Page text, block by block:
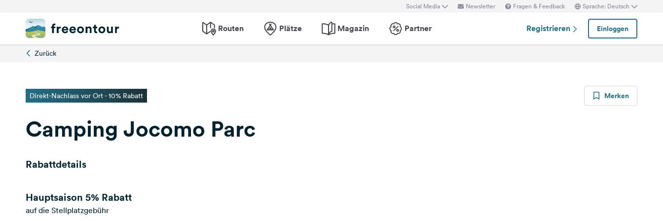
Social Media Newsletter Fragen & Feedback Sprache: Deutsch
Routen Plätze Magazin Partner Registrieren Einloggen
Zurück
Direkt-Nachlass vor Ort - 10% Rabatt Merken
Camping Jocomo Parc
Rabattdetails
Hauptsaison 5% Rabatt
auf die Stellplatzgebühr